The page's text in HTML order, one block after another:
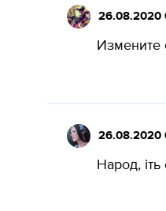
26.08.2020
Измените
26.08.2020
Народ,